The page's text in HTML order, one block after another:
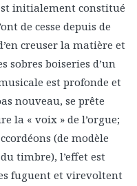
initialement constitué
de cesse depuis de
creuser la matière et
sobres boiseries d’un
est profonde et
nouveau, se prête
la « voix » de l’orgue;
(de modèle
timbre), l’effet est
fuguent et virevoltent